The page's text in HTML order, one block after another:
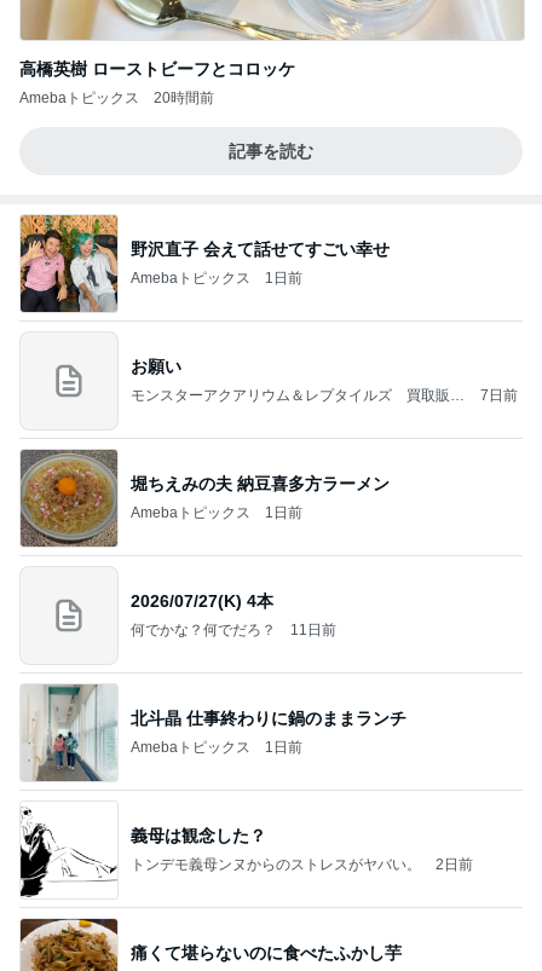
高橋英樹 ローストビーフとコロッケ
Amebaトピックス 20時間前
記事を読む
野沢直子 会えて話せてすごい幸せ
Amebaトピックス 1日前
お願い
モンスターアクアリウム＆レプタイルズ 買取販売
7日前
堀ちえみの夫 納豆喜多方ラーメン
Amebaトピックス 1日前
2026/07/27(K) 4本
何でかな？何でだろ？ 11日前
北斗晶 仕事終わりに鍋のままランチ
Amebaトピックス 1日前
義母は観念した？
トンデモ義母ンヌからのストレスがヤバい。 2日前
痛くて堪らないのに食べたふかし芋